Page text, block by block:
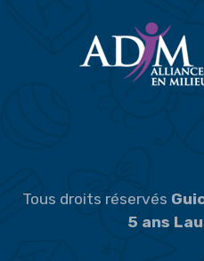
Tous droits réservés
5 ans